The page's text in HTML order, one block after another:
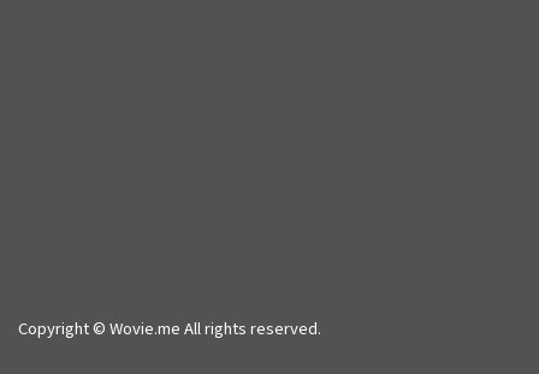
Copyright © Wovie.me All rights reserved.